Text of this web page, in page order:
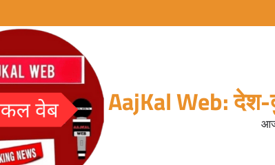
AajKal Web: देश-